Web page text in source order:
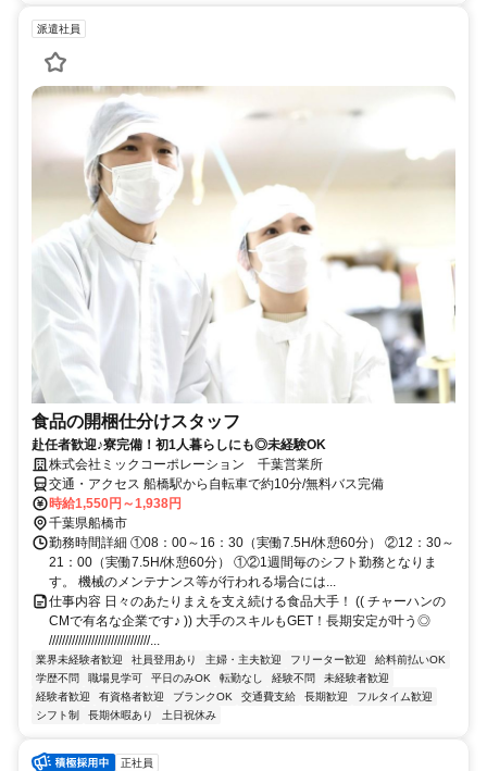
派遣社員
食品の開梱仕分けスタッフ
赴任者歓迎♪寮完備！初1人暮らしにも◎未経験OK
株式会社ミックコーポレーション 千葉営業所
交通・アクセス 船橋駅から自転車で約10分/無料バス完備
時給1,550円～1,938円
千葉県船橋市
勤務時間詳細 ①08：00～16：30（実働7.5H/休憩60分） ②12：30～
21：00（実働7.5H/休憩60分） ①②1週間毎のシフト勤務となりま
す。 機械のメンテナンス等が行われる場合には...
仕事内容 日々のあたりまえを支え続ける食品大手！ (( チャーハンの
CMで有名な企業です♪ )) 大手のスキルもGET！長期安定が叶う◎
///////////////////////////////...
業界未経験者歓迎 社員登用あり 主婦・主夫歓迎 フリーター歓迎
給料前払いOK
学歴不問
職場見学可 平日のみOK 転勤なし 経験不問
未経験者歓迎
経験者歓迎
有資格者歓迎 ブランクOK 交通費支給 長期歓迎
フルタイム歓迎
シフト制
長期休暇あり 土日祝休み
正社員